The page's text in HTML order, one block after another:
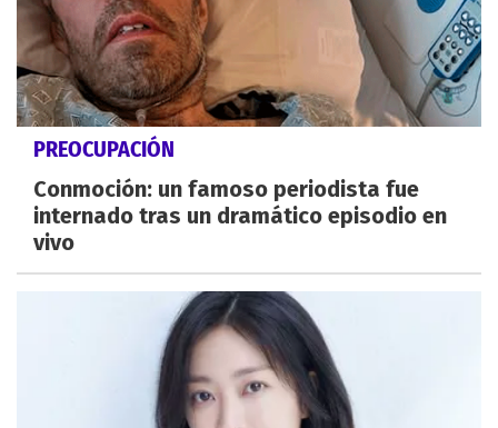
PREOCUPACIÓN
Conmoción: un famoso periodista fue
internado tras un dramático episodio en
vivo